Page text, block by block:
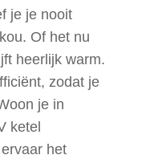
je je nooit
Of het nu
heerlijk warm.
zodat je
je in
ketel
het